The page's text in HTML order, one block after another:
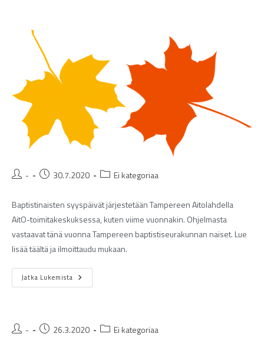
- 30.7.2020 Ei kategoriaa
Baptistinaisten syyspäivät järjestetään Tampereen Aitolahdella
AitO-toimitakeskuksessa, kuten viime vuonnakin. Ohjelmasta
vastaavat tänä vuonna Tampereen baptistiseurakunnan naiset. Lue
lisää täältä ja ilmoittaudu mukaan.
Jatka Lukemista
- 26.3.2020 Ei kategoriaa